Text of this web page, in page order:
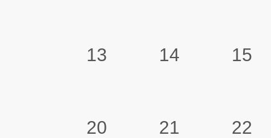
13 14 15
20 21 22